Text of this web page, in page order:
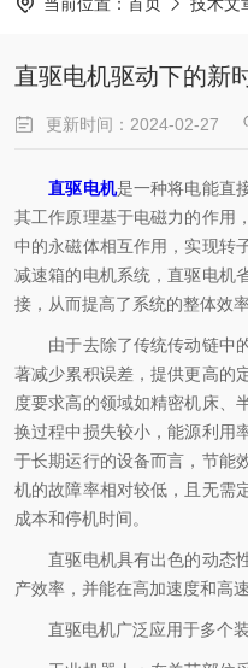
直驱电机驱动下的新
更新时间：2024-02-27
直驱电机是一种将电能直
其工作原理基于电磁力的作用
中的永磁体相互作用，实现转
减速箱的电机系统，直驱电机
接，从而提高了系统的整体效
由于去除了传统传动链中的
著减少累积误差，提供更高的
度要求高的领域如精密机床、
换过程中损失较小，能源利用
于长期运行的设备而言，节能
机的故障率相对较低，且无需
成本和停机时间。
直驱电机具有出色的动态性
产效率，并能在高加速度和高
直驱电机广泛应用于多个装